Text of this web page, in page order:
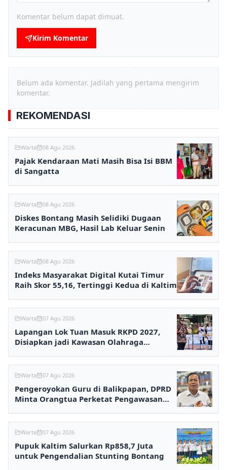
Komentar belum dapat dimuat.
Kirim Komentar
Belum ada komentar. Jadilah yang pertama mengirim
komentar.
REKOMENDASI
Warta 08 Agu 2026
Pajak Kendaraan Mati Masih Bisa Isi BBM
di Sangatta
Warta 08 Agu 2026
Diskes Bontang Masih Selidiki Dugaan
Keracunan MBG, Hasil Lab Keluar Senin
Warta 08 Agu 2026
Indeks Masyarakat Digital Kutai Timur
Raih Skor 55,16, Tertinggi Kedua di Kaltim
Warta 07 Agu 2026
Lapangan Lok Tuan Masuk RKPD 2027,
Disiapkan jadi Kawasan Olahraga
Warta 07 Agu 2026
Pengeroyokan Guru di Balikpapan, DPRD
Minta Orangtua Perketat Pengawasan
Warta 07 Agu 2026
Pupuk Kaltim Salurkan Rp858,7 Juta
untuk Pengendalian Stunting Bontang